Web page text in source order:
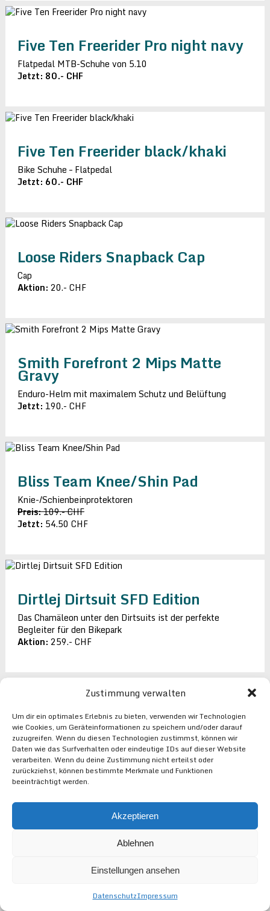
Zustimmung verwalten
Um dir ein optimales Erlebnis zu bieten, verwenden wir Technologien
wie Cookies, um Geräteinformationen zu speichern und/oder darauf
zuzugreifen. Wenn du diesen Technologien zustimmst, können wir
Daten wie das Surfverhalten oder eindeutige IDs auf dieser Website
verarbeiten. Wenn du deine Zustimmung nicht erteilst oder
zurückziehst, können bestimmte Merkmale und Funktionen
beeinträchtigt werden.
Akzeptieren
Ablehnen
Einstellungen ansehen
DatenschutzImpressum
Five Ten Freerider Pro night navy
Flatpedal MTB-Schuhe von 5.10
Jetzt: 80.- CHF
Five Ten Freerider black/khaki
Bike Schuhe – Flatpedal
Jetzt: 60.- CHF
Loose Riders Snapback Cap
Cap
Aktion: 20.- CHF
Smith Forefront 2 Mips Matte
Gravy
Enduro-Helm mit maximalem Schutz und Belüftung
Jetzt: 190.- CHF
Bliss Team Knee/Shin Pad
Knie-/Schienbeinprotektoren
Preis:109.- CHF
Jetzt: 54.50 CHF
Dirtlej Dirtsuit SFD Edition
Das Chamäleon unter den Dirtsuits ist der perfekte
Begleiter für den Bikepark
Aktion: 259.- CHF
Dirtlej – Commutesuit Road
Edition
Der perfekte Begleiter für den Alltag – und das Wetter
wird zweitrangig
Aktion:159.- CHF
Dirtlej – Dirtsuit Classic Edition
no more excuses! – ride dirty – look classy
149.90 CHF